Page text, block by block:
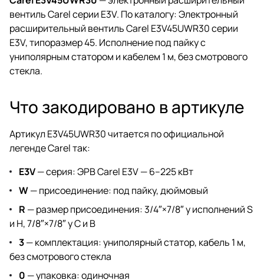
вентиль Carel серии E3V. По каталогу: Электронный
расширительный вентиль Carel E3V45UWR30 серии
E3V, типоразмер 45. Исполнение под пайку с
униполярным статором и кабелем 1 м, без смотрового
стекла.
Что закодировано в артикуле
Артикул E3V45UWR30 читается по официальной
легенде Carel так:
E3V— серия: ЭРВ Carel E3V — 6–225 кВт
W— присоединение: под пайку, дюймовый
R — размер присоединения: 3/4″×7/8″ у исполнений S
и H, 7/8″×7/8″ у C и B
3— комплектация: униполярный статор, кабель 1 м,
без смотрового стекла
0 — упаковка: одиночная